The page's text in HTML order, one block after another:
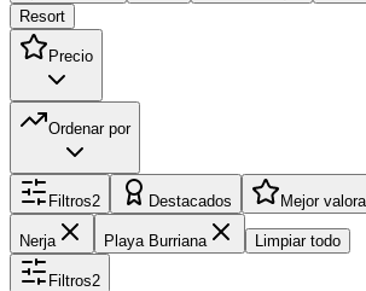
Resort
Precio
Ordenar por
Filtros2 Destacados Mejor
Nerja Playa Burriana Limpiar todo
Filtros2